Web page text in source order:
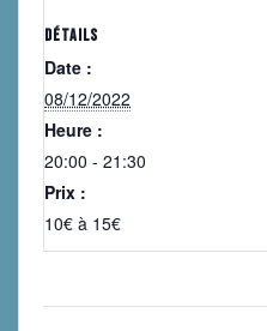
DÉTAILS
Date :
08/12/2022
Heure :
20:00 - 21:30
Prix :
10€ à 15€